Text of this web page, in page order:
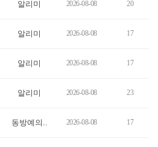
알리미 2026-08-08 20
알리미 2026-08-08 17
알리미 2026-08-08 17
알리미 2026-08-08 23
동방예의.. 2026-08-08 17